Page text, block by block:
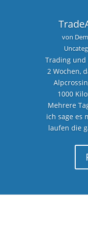
von
Trading und
2 Wochen,
1000
Mehrere
ich sage es
laufen die